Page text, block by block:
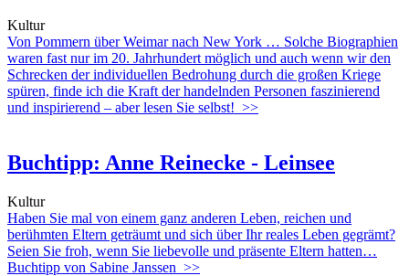
Kultur
Von Pommern über Weimar nach New York … Solche Biographien
waren fast nur im 20. Jahrhundert möglich und auch wenn wir den
Schrecken der individuellen Bedrohung durch die großen Kriege
spüren, finde ich die Kraft der handelnden Personen faszinierend
und inspirierend – aber lesen Sie selbst! >>
Buchtipp: Anne Reinecke - Leinsee
Kultur
Haben Sie mal von einem ganz anderen Leben, reichen und
berühmten Eltern geträumt und sich über Ihr reales Leben gegrämt?
Seien Sie froh, wenn Sie liebevolle und präsente Eltern hatten…
Buchtipp von Sabine Janssen >>